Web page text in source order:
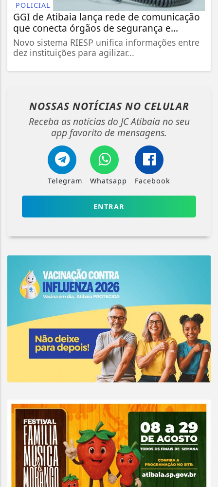
POLICIAL
GGI de Atibaia lança rede de comunicação
que conecta órgãos de segurança e...
Novo sistema RIESP unifica informações entre
dez instituições para agilizar...
NOSSAS NOTÍCIAS NO CELULAR
Receba as notícias do JC Atibaia no seu
app favorito de mensagens.
Telegram Whatsapp Facebook
ENTRAR